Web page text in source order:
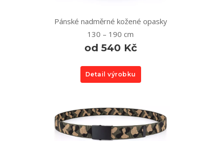
Pánské nadměrné kožené opasky
130 – 190 cm
od 540 Kč
Detail výrobku